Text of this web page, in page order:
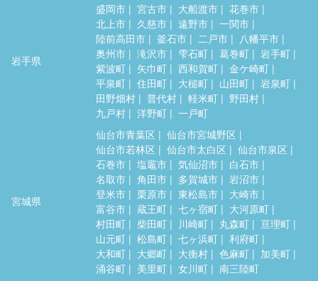
岩手県
盛岡市 宮古市 大船渡市
花巻市
北上市
久慈市 遠野市
一関市
陸前高田市
釜石市 二戸市
八幡平市
奥州市
滝沢市 雫石町 葛巻町
岩手町
紫波町
矢巾町 西和賀町
金ケ崎町
平泉町
住田町 大槌町 山田町
岩泉町
田野畑村
普代村 軽米町
野田村
九戸村
洋野町 一戸町
宮城県
仙台市青葉区
仙台市宮城野区
仙台市若林区
仙台市太白区
仙台市泉区
石巻市
塩竈市 気仙沼市
白石市
名取市
角田市 多賀城市
岩沼市
登米市
栗原市 東松島市
大崎市
富谷市
蔵王町 七ヶ宿町
大河原町
村田町
柴田町 川崎町 丸森町
亘理町
山元町
松島町 七ヶ浜町
利府町
大和町
大郷町 大衡村 色麻町
加美町
涌谷町
美里町 女川町 南三陸町